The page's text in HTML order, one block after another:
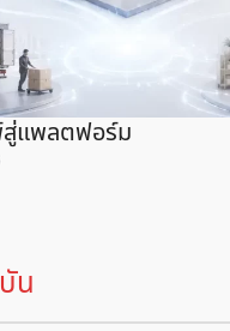
แพลตฟอร์ม
น